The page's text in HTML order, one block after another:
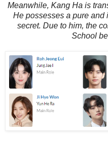
Meanwhile, Kang Ha is
He possesses a pure and
secret. Due to him, the
School